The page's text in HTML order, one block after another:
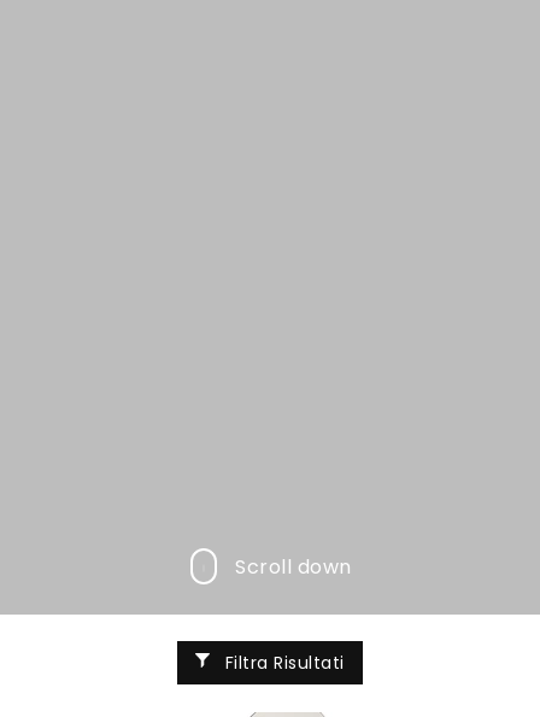
Scroll down
Filtra Risultati